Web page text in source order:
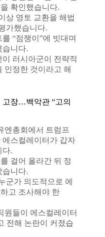
확인했습니다.
상 영토 교환을 해법
가했습니다.
“점쟁이”에 빗대며
습니다.
러시아군이 전략적
인정한 것이라고 해
고장…백악관 “고의
엔총회에서 트럼프
스컬레이터가 갑자
다.
걸어 올라간 뒤 정
습니다.
군가 의도적으로 에
고 조사해야 한
원들이 에스컬레이터
전해 논란이 커졌습